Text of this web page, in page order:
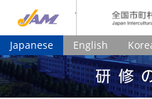
Japanese English